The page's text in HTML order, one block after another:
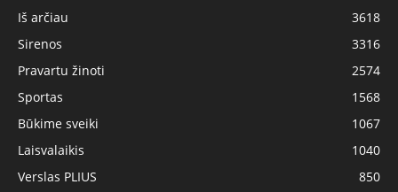
Iš arčiau
3618
Sirenos
3316
Pravartu žinoti
2574
Sportas
1568
Būkime sveiki
1067
Laisvalaikis
1040
Verslas PLIUS
850